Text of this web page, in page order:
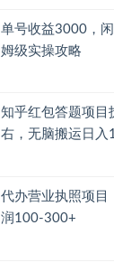
单号收益3000，
姆级实操攻略
知乎红包答题项目
右，无脑搬运日入
代办营业执照项目
润100-300+